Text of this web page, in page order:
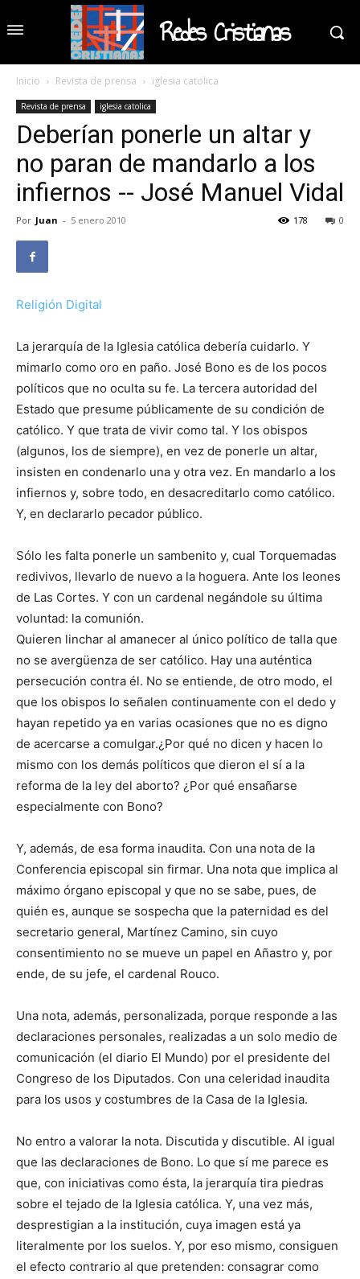
Redes Cristianas
Inicio Revista de prensa iglesia catolica
Revista de prensa iglesia catolica
Deberían ponerle un altar y
no paran de mandarlo a los
infiernos -- José Manuel Vidal
Por Juan - 5 enero 2010 0
178
Religión Digital
La jerarquía de la Iglesia católica debería cuidarlo. Y
mimarlo como oro en paño. José Bono es de los pocos
políticos que no oculta su fe. La tercera autoridad del
Estado que presume públicamente de su condición de
católico. Y que trata de vivir como tal. Y los obispos
(algunos, los de siempre), en vez de ponerle un altar,
insisten en condenarlo una y otra vez. En mandarlo a los
infiernos y, sobre todo, en desacreditarlo como católico.
Y, en declararlo pecador público.
Sólo les falta ponerle un sambenito y, cual Torquemadas
redivivos, llevarlo de nuevo a la hoguera. Ante los leones
de Las Cortes. Y con un cardenal negándole su última
voluntad: la comunión.
Quieren linchar al amanecer al único político de talla que
no se avergüenza de ser católico. Hay una auténtica
persecución contra él. No se entiende, de otro modo, el
que los obispos lo señalen continuamente con el dedo y
hayan repetido ya en varias ocasiones que no es digno
de acercarse a comulgar.¿Por qué no dicen y hacen lo
mismo con los demás políticos que dieron el sí a la
reforma de la ley del aborto? ¿Por qué ensañarse
especialmente con Bono?
Y, además, de esa forma inaudita. Con una nota de la
Conferencia episcopal sin firmar. Una nota que implica al
máximo órgano episcopal y que no se sabe, pues, de
quién es, aunque se sospecha que la paternidad es del
secretario general, Martínez Camino, sin cuyo
consentimiento no se mueve un papel en Añastro y, por
ende, de su jefe, el cardenal Rouco.
Una nota, además, personalizada, porque responde a las
declaraciones personales, realizadas a un solo medio de
comunicación (el diario El Mundo) por el presidente del
Congreso de los Diputados. Con una celeridad inaudita
para los usos y costumbres de la Casa de la Iglesia.
No entro a valorar la nota. Discutida y discutible. Al igual
que las declaraciones de Bono. Lo que sí me parece es
que, con iniciativas como ésta, la jerarquía tira piedras
sobre el tejado de la Iglesia católica. Y, una vez más,
desprestigian a la institución, cuya imagen está ya
literalmente por los suelos. Y, por eso mismo, consiguen
el efecto contrario al que pretenden: consagrar como